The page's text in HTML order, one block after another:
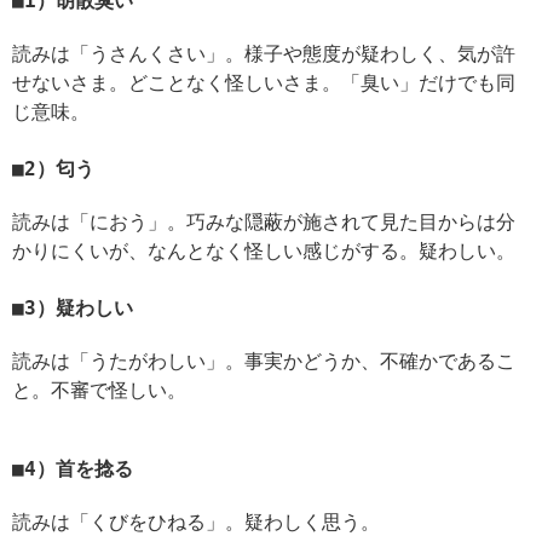
読みは「うさんくさい」。様子や態度が疑わしく、気が許
せないさま。どことなく怪しいさま。「臭い」だけでも同
じ意味。
2）匂う
読みは「におう」。巧みな隠蔽が施されて見た目からは分
かりにくいが、なんとなく怪しい感じがする。疑わしい。
3）疑わしい
読みは「うたがわしい」。事実かどうか、不確かであるこ
と。不審で怪しい。
4）首を捻る
読みは「くびをひねる」。疑わしく思う。